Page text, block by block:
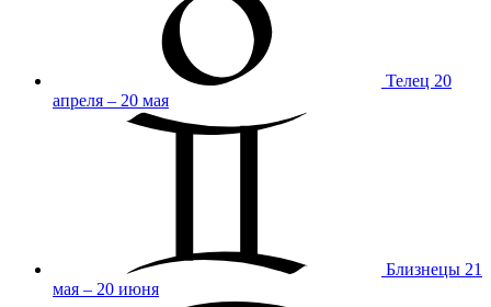
Телец 20
апреля – 20 мая
Близнецы 21
мая – 20 июня